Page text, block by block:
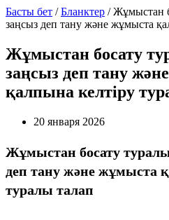
Басты бет /Бланктер /Жұмыстан
заңсыз деп тану және жұмыста
Жұмыстан босату
заңсыз деп тану
қалпына келтіру
20 января 2026
Жұмыстан босату
деп тану және жұмыста
туралы талап